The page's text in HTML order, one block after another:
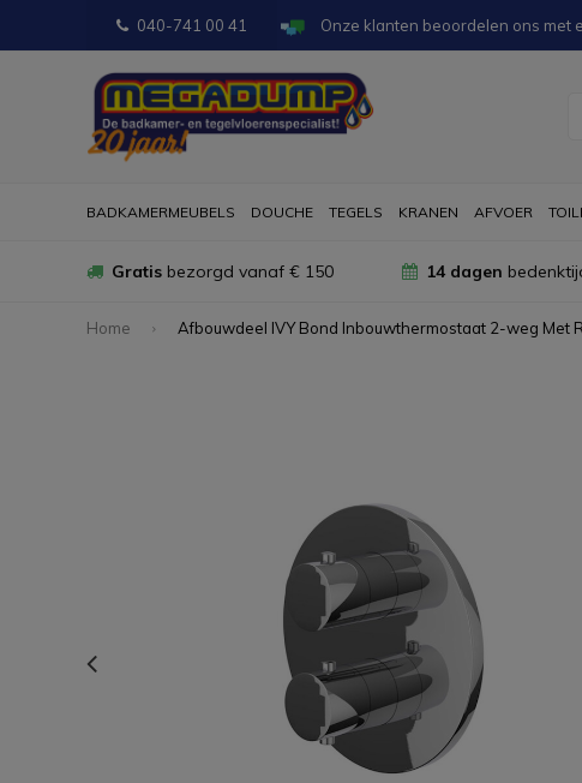
040-741 00 41 Onze klanten beoordelen ons met
BADKAMERMEUBELS DOUCHE TEGELS KRANEN AFVOER
Gratis bezorgd vanaf € 150 14 dagen
Home Afbouwdeel IVY Bond Inbouwthermostaat 2-weg Met